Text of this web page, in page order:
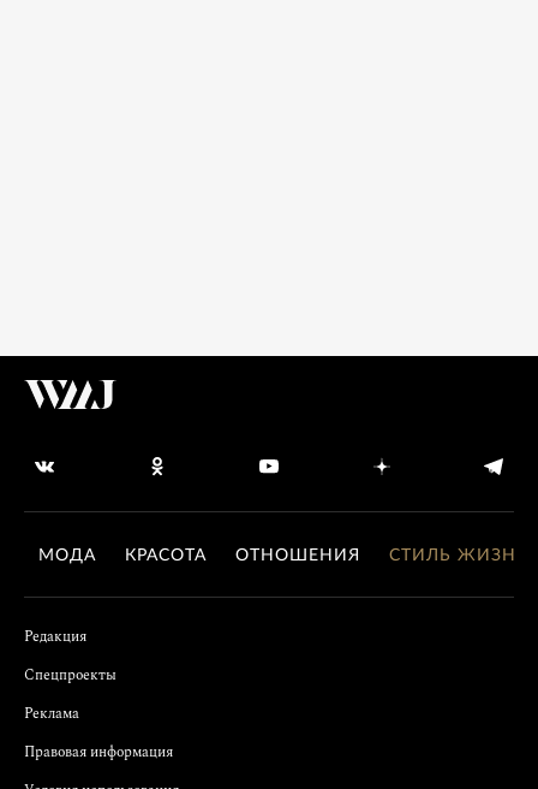
МОДА КРАСОТА ОТНОШЕНИЯ СТИЛЬ ЖИЗНИ
Редакция
Спецпроекты
Реклама
Правовая информация